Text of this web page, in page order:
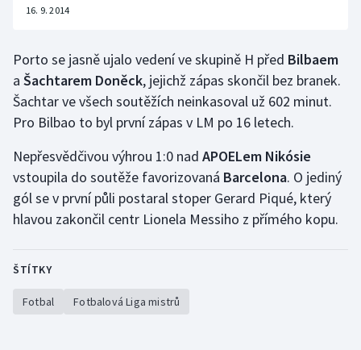
16. 9. 2014
Porto se jasně ujalo vedení ve skupině H před Bilbaem
a Šachtarem Doněck, jejichž zápas skončil bez branek.
Šachtar ve všech soutěžích neinkasoval už 602 minut.
Pro Bilbao to byl první zápas v LM po 16 letech.
Nepřesvědčivou výhrou 1:0 nad APOELem Nikósie
vstoupila do soutěže favorizovaná Barcelona. O jediný
gól se v první půli postaral stoper Gerard Piqué, který
hlavou zakončil centr Lionela Messiho z přímého kopu.
ŠTÍTKY
Fotbal Fotbalová Liga mistrů